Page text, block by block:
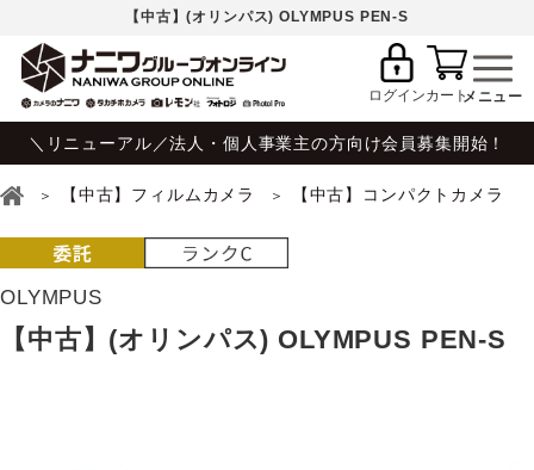
【中古】(オリンパス) OLYMPUS PEN-S
ログインカート
＼リニューアル／法人・個人事業主の方向け会員募集開始！
【中古】フィルムカメラ 【中古】コンパクトカメラ
OLYMPUS
【中古】(オリンパス) OLYMPUS PEN-S